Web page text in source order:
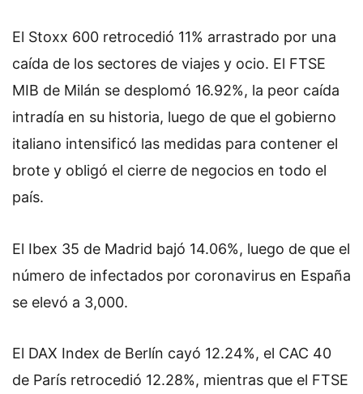
El Stoxx 600 retrocedió 11% arrastrado por una
caída de los sectores de viajes y ocio. El FTSE
MIB de Milán se desplomó 16.92%, la peor caída
intradía en su historia, luego de que el gobierno
italiano intensificó las medidas para contener el
brote y obligó el cierre de negocios en todo el
país.
El Ibex 35 de Madrid bajó 14.06%, luego de que el
número de infectados por coronavirus en España
se elevó a 3,000.
El DAX Index de Berlín cayó 12.24%, el CAC 40
de París retrocedió 12.28%, mientras que el FTSE